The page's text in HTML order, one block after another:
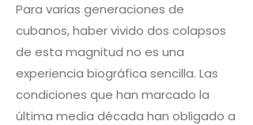
Para varias generaciones de
cubanos, haber vivido dos colapsos
de esta magnitud no es una
experiencia biográfica sencilla. Las
condiciones que han marcado la
última media década han obligado a